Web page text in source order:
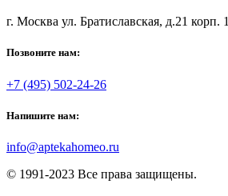
г. Москва ул. Братиславская, д.21 корп. 1
Позвоните нам:
+7 (495) 502-24-26
Напишите нам:
info@aptekahomeo.ru
© 1991-2023 Все права защищены.